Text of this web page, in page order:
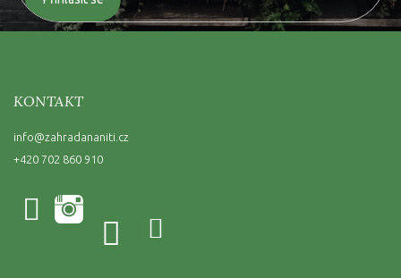
KONTAKT
info@zahradananiti.cz
+420 702 860 910